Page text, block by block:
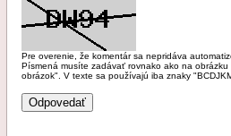
Pre overenie, že komentár sa nepridáva
Písmená musíte zadávať rovnako ako na
obrázok". V texte sa používajú iba znaky